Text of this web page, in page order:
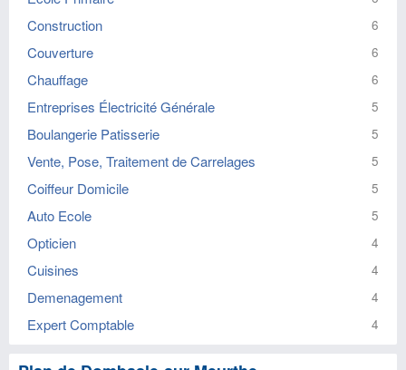
Construction 6
Couverture 6
Chauffage 6
Entreprises Électricité Générale 5
Boulangerie Patisserie 5
Vente, Pose, Traitement de Carrelages 5
Coiffeur Domicile 5
Auto Ecole 5
Opticien 4
Cuisines 4
Demenagement 4
Expert Comptable 4